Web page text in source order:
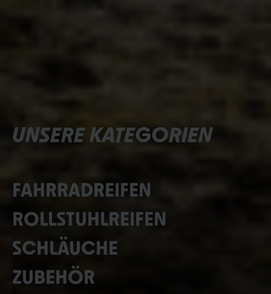
UNSERE KATEGORIEN
FAHRRADREIFEN
ROLLSTUHLREIFEN
SCHLÄUCHE
ZUBEHÖR